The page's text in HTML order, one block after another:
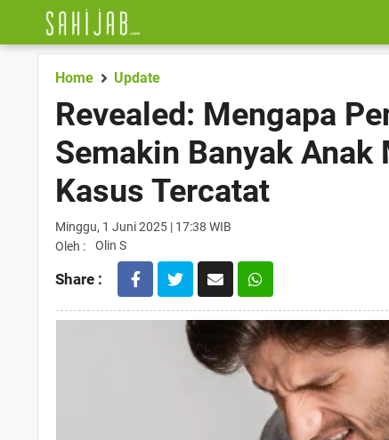
Home Update
Revealed: Mengapa
Semakin Banyak
Kasus Tercatat
Minggu, 1 Juni 2025 | 17:38 WIB
Oleh :
Olin S
Share :